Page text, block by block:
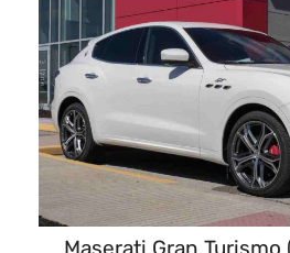
Maserati Gran